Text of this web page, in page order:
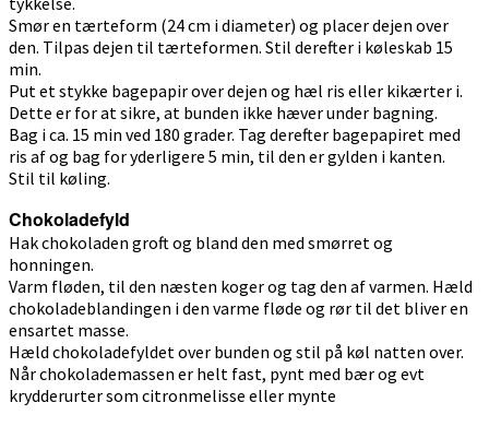
Smør en tærteform (24 cm i diameter) og placer dejen over
den. Tilpas dejen til tærteformen. Stil derefter i køleskab 15
min.
Put et stykke bagepapir over dejen og hæl ris eller kikærter i.
Dette er for at sikre, at bunden ikke hæver under bagning.
Bag i ca. 15 min ved 180 grader. Tag derefter bagepapiret med
ris af og bag for yderligere 5 min, til den er gylden i kanten.
Stil til køling.
Chokoladefyld
Hak chokoladen groft og bland den med smørret og
honningen.
Varm fløden, til den næsten koger og tag den af varmen. Hæld
chokoladeblandingen i den varme fløde og rør til det bliver en
ensartet masse.
Hæld chokoladefyldet over bunden og stil på køl natten over.
Når chokolademassen er helt fast, pynt med bær og evt
krydderurter som citronmelisse eller mynte